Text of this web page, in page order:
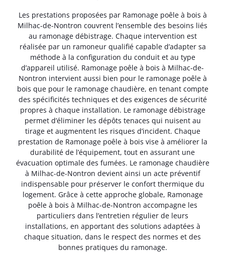
Les prestations proposées par Ramonage poêle à bois à
Milhac-de-Nontron couvrent l’ensemble des besoins liés
au ramonage débistrage. Chaque intervention est
réalisée par un ramoneur qualifié capable d’adapter sa
méthode à la configuration du conduit et au type
d’appareil utilisé. Ramonage poêle à bois à Milhac-de-
Nontron intervient aussi bien pour le ramonage poêle à
bois que pour le ramonage chaudière, en tenant compte
des spécificités techniques et des exigences de sécurité
propres à chaque installation. Le ramonage débistrage
permet d’éliminer les dépôts tenaces qui nuisent au
tirage et augmentent les risques d’incident. Chaque
prestation de Ramonage poêle à bois vise à améliorer la
durabilité de l’équipement, tout en assurant une
évacuation optimale des fumées. Le ramonage chaudière
à Milhac-de-Nontron devient ainsi un acte préventif
indispensable pour préserver le confort thermique du
logement. Grâce à cette approche globale, Ramonage
poêle à bois à Milhac-de-Nontron accompagne les
particuliers dans l’entretien régulier de leurs
installations, en apportant des solutions adaptées à
chaque situation, dans le respect des normes et des
bonnes pratiques du ramonage.